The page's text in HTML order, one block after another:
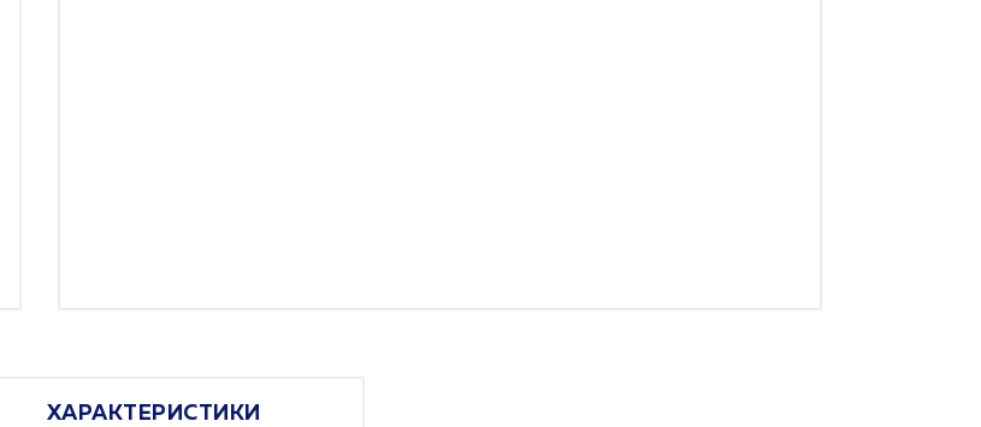
ХАРАКТЕРИСТИКИ